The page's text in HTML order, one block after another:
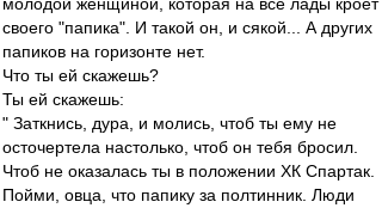
своего "папика". И такой он, и сякой... А других
папиков на горизонте нет.
Что ты ей скажешь?
Ты ей скажешь:
" Заткнись, дура, и молись, чтоб ты ему не
осточертела настолько, чтоб он тебя бросил.
Чтоб не оказалась ты в положении ХК Спартак.
Пойми, овца, что папику за полтинник. Люди